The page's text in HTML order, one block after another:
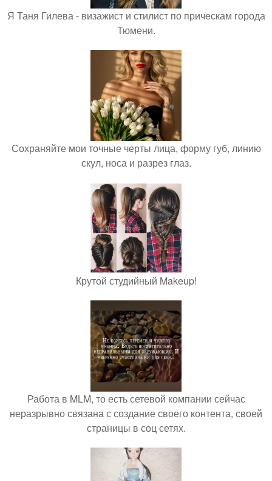
Я Таня Гилева - визажист и стилист по прическам города
Тюмени.
Сохраняйте мои точные черты лица, форму губ, линию
скул, носа и разрез глаз.
Крутой студийный Makeup!
Работа в MLM, то есть сетевой компании сейчас
неразрывно связана с создание своего контента, своей
страницы в соц сетях.